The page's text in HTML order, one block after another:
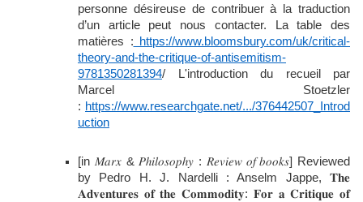
personne désireuse de contribuer à la traduction
d’un article peut nous contacter. La table des
matières : https://www.bloomsbury.com/uk/critical-
theory-and-the-critique-of-antisemitism-
9781350281394/ L'introduction du recueil par
Marcel Stoetzler
: https://www.researchgate.net/.../376442507_Introd
uction
[in 𝑀𝑎𝑟𝑥& 𝑃ℎ𝑖𝑙𝑜𝑠𝑜𝑝ℎ𝑦 : 𝑅𝑒𝑣𝑖𝑒𝑤 𝑜𝑓 𝑏𝑜𝑜𝑘𝑠] Reviewed
by Pedro H. J. Nardelli : Anselm Jappe, 𝐓𝐡𝐞
𝐀𝐝𝐯𝐞𝐧𝐭𝐮𝐫𝐞𝐬 𝐨𝐟 𝐭𝐡𝐞 𝐂𝐨𝐦𝐦𝐨𝐝𝐢𝐭𝐲:𝐅𝐨𝐫 𝐚 𝐂𝐫𝐢𝐭𝐢𝐪𝐮𝐞 𝐨𝐟